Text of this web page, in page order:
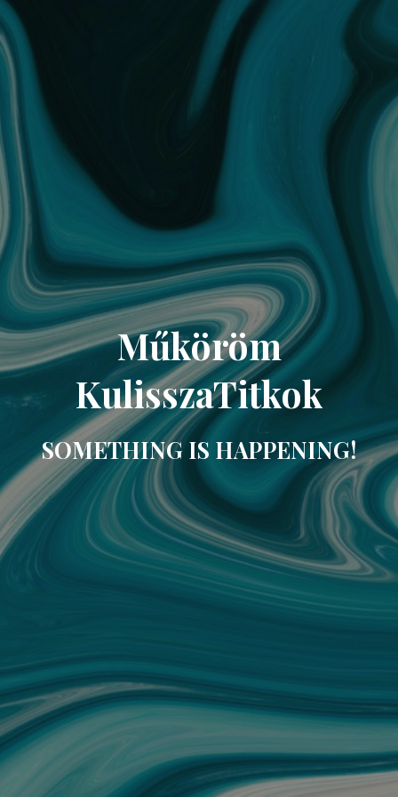
Műköröm
KulisszaTitkok
SOMETHING IS HAPPENING!